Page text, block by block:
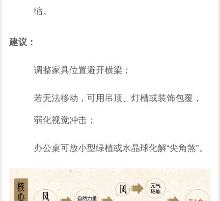
缩。
建议：
调整家具位置避开横梁；
若无法移动，可用吊顶、灯槽或装饰包覆，
弱化视觉冲击；
办公桌可放小型绿植或水晶球化解“尖角煞”。